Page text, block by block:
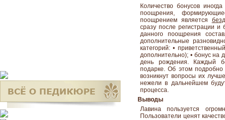
Количество бонусов
поощрения,
поощрением является
сразу после регистрации
данного поощрения
дополнительные
категорий: •
дополнительно); • бонус на
день рождения. Каждый
подарке. Об этом подробно
возникнут вопросы их
нежели в дальнейшем
процесса.
Выводы
Лавина пользуется
Пользователи ценят